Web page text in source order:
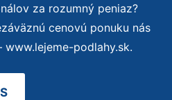
za rozumný peniaz?
cenovú ponuku nás
podlahy.sk.